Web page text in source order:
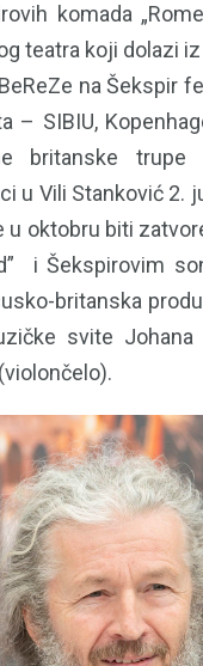
komada
teatra koji dolazi
na Šekspir
SIBIU,
britanske
u Vili Stanković 2.
oktobru biti
i Šekspirovim
britanska
svite